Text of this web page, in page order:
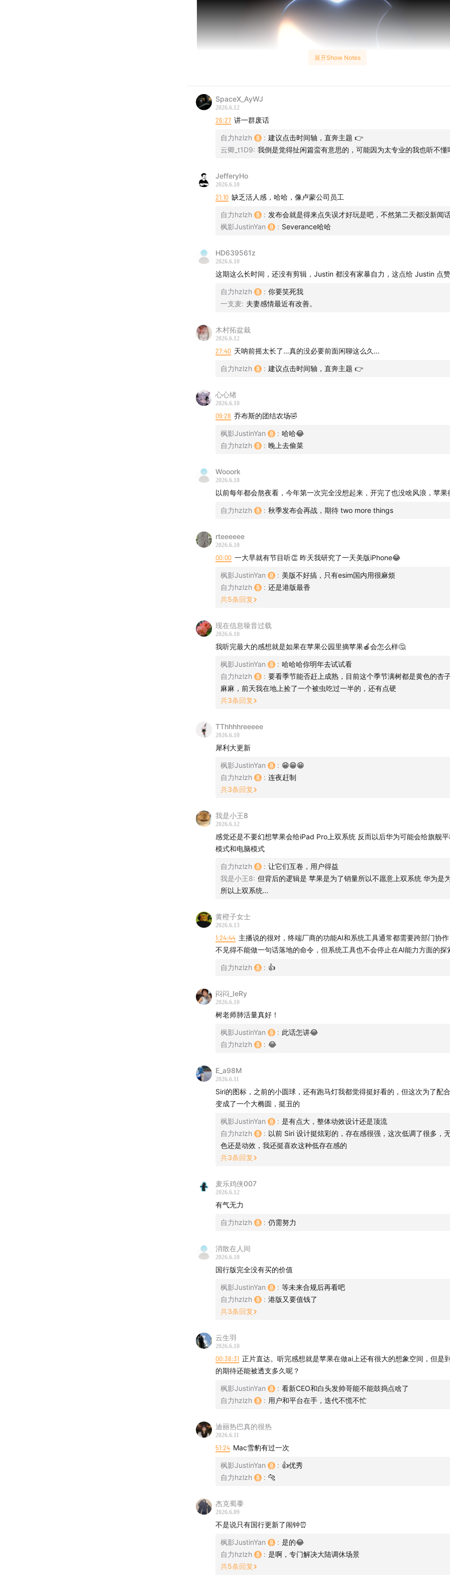
WWDC26 已于北京时间 6 月 9 日凌晨 1 点顺利开幕，今年自力是去到
WWDC现场，给我们带来了Tim Cook在苹果担任CEO的最后一届
场报道。
今年的发布会内容跟往届比起来显得不太“丰富”，一半是在讲重头戏Siri
时间轴
00:38:31 正片开始，三大主题
00:39:21 macOS Golden Gate
00:41:02 Liquid Glass设计优化
00:51:07新系统的性能优化
00:59:33安全与隐私优化
01:16:38Siri AI如何收费暂未明朗
01:32:00苹果在iPhone上做AI目前仍有优势
01:46:47 macOS Beta中的触摸屏代码
01:50:25
01:58:31总结与展望
主播:枫影 Justin Yan
主播: 自力 hzlzh
联系我们
微信听友群：加fyfyFM进群
听众反馈:hi@fyfy.fm
节目收听方式
目。
小宇宙 - 枫言枫语
直接订阅 Feed URL
Apple iTunes Podcast - 枫言枫语
展开Show Notes
SpaceX_AyWJ
2026.6.12
26:27 讲一群废话
自力hzlzh : 建议点击时间轴，直奔主题 👉
云卿_t1D9: 我倒是觉得扯闲篇蛮有意思的，可能因为太专业的我也听不懂
JefferyHo
2026.6.10
21:10 缺乏活人感，哈哈，像卢蒙公司员工
自力hzlzh : 发布会就是得来点失误才好玩是吧，不然第二天都没新闻
枫影JustinYan
: Severance哈哈
HD639561z
2026.6.10
这期这么长时间，还没有剪辑，Justin 都没有家暴自力，这点给 Justin 点
自力hzlzh : 你要笑死我
一支麦: 夫妻感情最近有改善。
木村拓盆栽
2026.6.12
27:40 天呐前摇太长了…真的没必要前面闲聊这么久…
自力hzlzh : 建议点击时间轴，直奔主题 👉
心心绪
2026.6.10
09:28 乔布斯的团结农场🤣
枫影JustinYan : 哈哈😂
自力hzlzh
: 晚上去偷菜
Wooork
2026.6.10
以前每年都会熬夜看，今年第一次完全没想起来，开完了也没啥风浪，苹果
自力hzlzh : 秋季发布会再战，期待 two more things
rteeeeee
2026.6.10
00:00 一大早就有节目听👏 昨天我研究了一天美版iPhone😂
枫影JustinYan : 美版不好搞，只有esim国内用很麻烦
自力hzlzh
: 还是港版最香
共5条回复
现在信息噪音过载
2026.6.10
我听完最大的感想就是如果在苹果公园里摘苹果🍎会怎么样🤔
枫影JustinYan : 哈哈哈你明年去试试看
自力hzlzh
: 要看季节能否赶上成熟，目前这个季节满树都是黄色的杏
麻麻，前天我在地上捡了一个被虫吃过一半的，还有点硬
共3条回复
TThhhhreeeee
2026.6.10
犀利大更新
枫影JustinYan : 😁😁😁
自力hzlzh
: 连夜赶制
共3条回复
我是小王8
2026.6.12
感觉还是不要幻想苹果会给iPad Pro上双系统 反而以后华为可能会给旗舰平
模式和电脑模式
自力hzlzh : 让它们互卷，用户得益
我是小王8: 但背后的逻辑是 苹果是为了销量所以不愿意上双系统 华为是
所以上双系统…
黄橙子女士
2026.6.13
1:24:44 主播说的很对，终端厂商的功能AI和系统工具通常都需要跨部门协
不见得不能做一句话落地的命令，但系统工具也不会停止在AI能力方面的探
自力hzlzh : 👍
闷闷_IeRy
2026.6.10
树老师肺活量真好！
枫影JustinYan : 此话怎讲😂
自力hzlzh
: 😂
E_a98M
2026.6.11
Siri的图标，之前的小圆球，还有跑马灯我都觉得挺好看的，但这次为了配合
变成了一个大椭圆，挺丑的
枫影JustinYan : 是有点大，整体动效设计还是顶流
自力hzlzh
: 以前 Siri 设计挺炫彩的，存在感很强，这次低调了很多，
色还是动效，我还挺喜欢这种低存在感的
共3条回复
麦乐鸡侠007
2026.6.12
有气无力
自力hzlzh : 仍需努力
消散在人间
2026.6.10
国行版完全没有买的价值
枫影JustinYan : 等未来合规后再看吧
自力hzlzh
: 港版又要值钱了
共3条回复
云生羽
2026.6.10
00:38:31 正片直达。听完感想就是苹果在做ai上还有很大的想象空间，但是
的期待还能被透支多久呢？
枫影JustinYan : 看新CEO和白头发帅哥能不能鼓捣点啥了
自力hzlzh
: 用户和平台在手，迭代不慌不忙
迪丽热巴真的很热
2026.6.11
51:24 Mac雪豹有过一次
枫影JustinYan : 👍优秀
自力hzlzh
: 🐆
杰克蜀黍
2026.6.09
不是说只有国行更新了闹钟⏰
枫影JustinYan : 是的😂
自力hzlzh
: 是啊，专门解决大陆调休场景
共5条回复